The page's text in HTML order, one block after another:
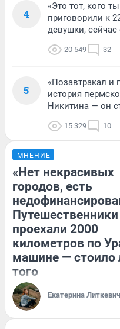
4
«Это тот, кого
приговорили к
девушки, сейчас
20 549 32
5
«Позавтракал и
история
Никитина — он
15 329 10
МНЕНИЕ
«Нет некрасивых
городов, есть
Путешественники
проехали 2000
километров по
машине — стоило
того
Екатерина Литкевич